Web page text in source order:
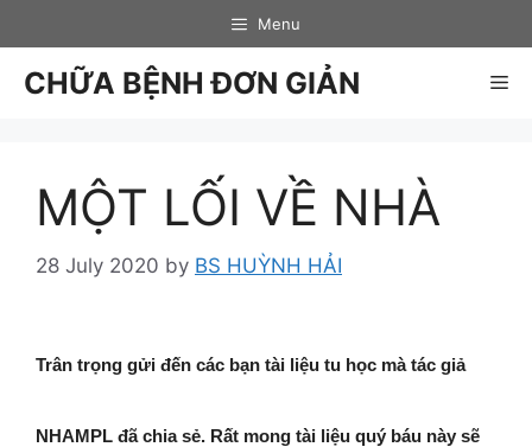
to
content
Menu
CHỮA BỆNH ĐƠN GIẢN
MỘT LỐI VỀ NHÀ
28 July 2020 by BS HUỲNH HẢI
Trân trọng gửi đến các bạn tài liệu tu học mà tác giả
NHAMPL đã chia sẻ. Rất mong tài liệu quý báu này sẽ